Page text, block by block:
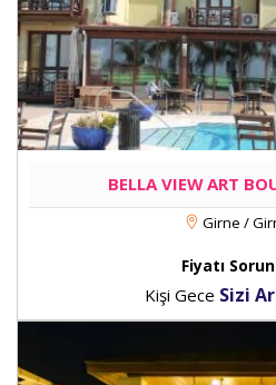
BELLA VIEW ART
Girne /
Fiyatı
Kişi Gece Sizi